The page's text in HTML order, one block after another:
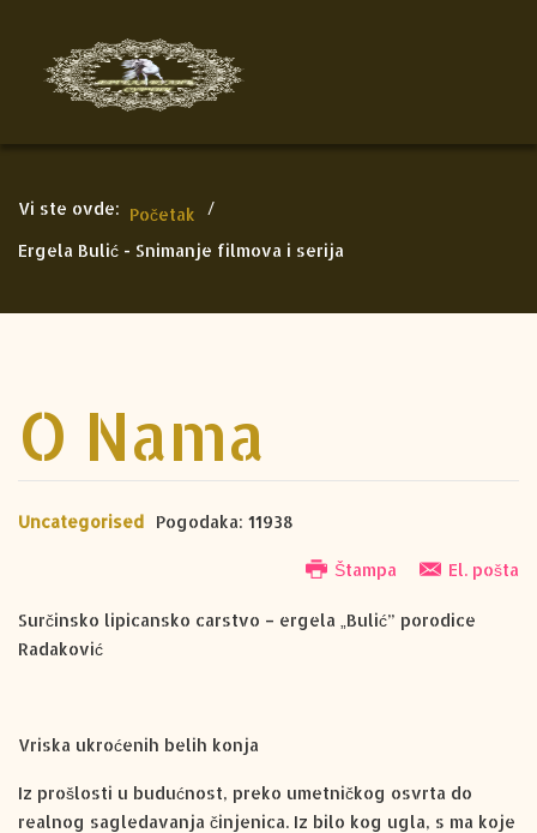
Vi ste ovde: Početak /
Ergela Bulić - Snimanje filmova i serija
O Nama
Uncategorised Pogodaka: 11938
Štampa El. pošta
Surčinsko lipicansko carstvo – ergela „Bulić” porodice
Radaković
Vriska ukroćenih belih konja
Iz prošlosti u budućnost, preko umetničkog osvrta do
realnog sagledavanja činjenica. Iz bilo kog ugla, s ma koje